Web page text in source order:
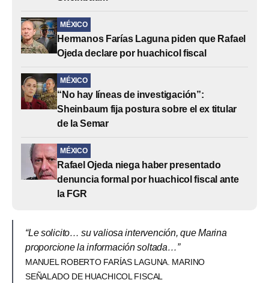
MÉXICO
Hermanos Farías Laguna piden que Rafael
Ojeda declare por huachicol fiscal
MÉXICO
“No hay líneas de investigación”:
Sheinbaum fija postura sobre el ex titular
de la Semar
MÉXICO
Rafael Ojeda niega haber presentado
denuncia formal por huachicol fiscal ante
la FGR
“Le solicito… su valiosa intervención, que Marina
proporcione la información soltada…”
MANUEL ROBERTO FARÍAS LAGUNA. MARINO
SEÑALADO DE HUACHICOL FISCAL